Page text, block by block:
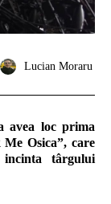
Lucian Moraru
avea loc prima
Osica”, care
târgului